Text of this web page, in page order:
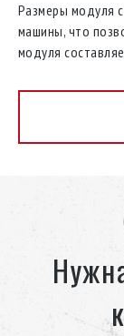
Размеры модуля
машины, что
модуля